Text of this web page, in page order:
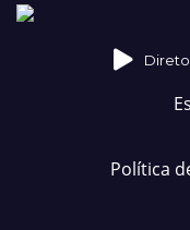
Direto
Política